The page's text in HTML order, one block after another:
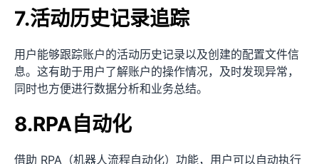
7.活动历史记录追踪
用户能够跟踪账户的活动历史记录以及创建的配置文件信
息。这有助于用户了解账户的操作情况，及时发现异常，
同时也方便进行数据分析和业务总结。
8.RPA自动化
借助 RPA（机器人流程自动化）功能，用户可以自动执行